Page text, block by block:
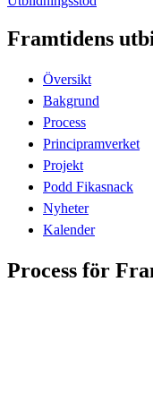
Framtidens
Översikt
Bakgrund
Process
Principramverket
Projekt
Podd Fikasnack
Nyheter
Kalender
Process för